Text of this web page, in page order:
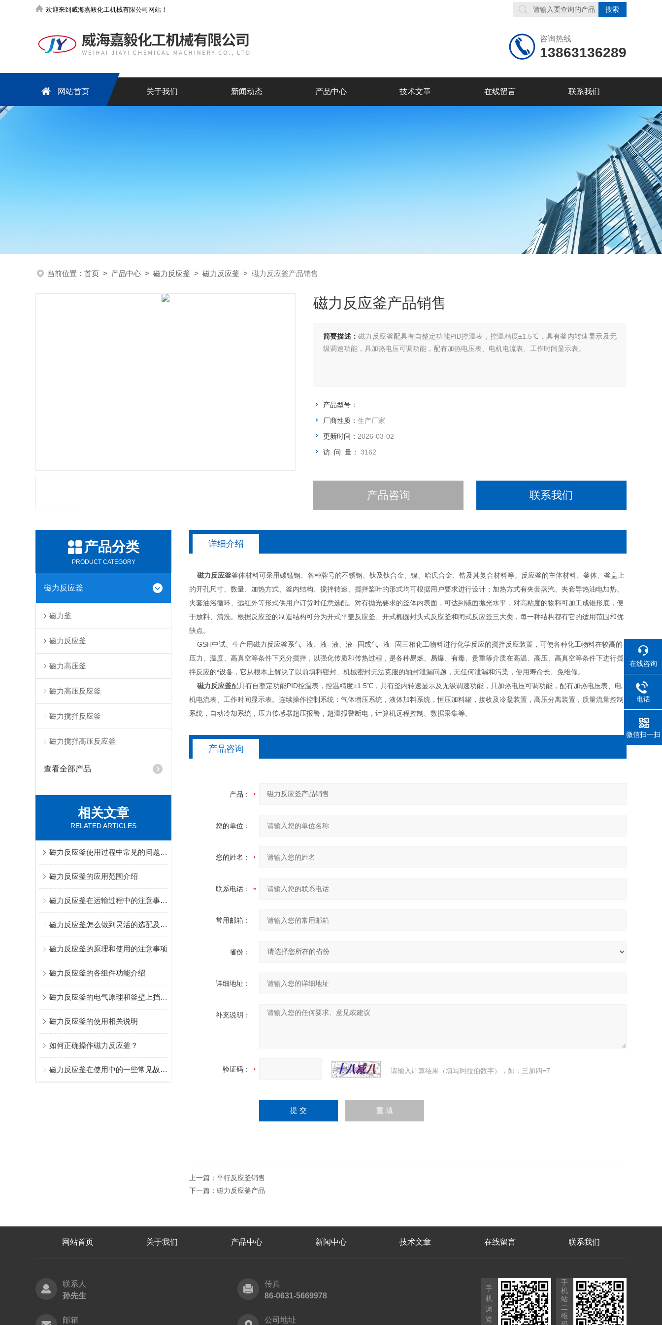
欢迎来到威海嘉毅化工机械有限公司网站！
咨询热线
13863136289
网站首页 关于我们 新闻动态 产品中心 技术文章 在线留言 联系我们
当前位置： 首页 > 产品中心 > 磁力反应釜 > 磁力反应釜 > 磁力反应釜产品销售
磁力反应釜产品销售
简要描述： 磁力反应釜配具有自整定功能PID控温表，控温精度±1.5℃，具有釜内转速显示及无
级调速功能，具加热电压可调功能，配有加热电压表、电机电流表、工作时间显示表。
产品型号：
厂商性质： 生产厂家
更新时间： 2026-03-02
访 问 量： 3162
产品咨询 联系我们
产品分类
PRODUCT CATEGORY
磁力反应釜
磁力釜
磁力反应釜
磁力高压釜
磁力高压反应釜
磁力搅拌反应釜
磁力搅拌高压反应釜
查看全部产品
相关文章
RELATED ARTICLES
磁力反应釜使用过程中常见的问题有哪些？
磁力反应釜的应用范围介绍
磁力反应釜在运输过程中的注意事项有哪些？
磁力反应釜怎么做到灵活的选配及定制
磁力反应釜的原理和使用的注意事项
磁力反应釜的各组件功能介绍
磁力反应釜的电气原理和釜壁上挡板的作用
磁力反应釜的使用相关说明
如何正确操作磁力反应釜？
磁力反应釜在使用中的一些常见故障分析
详细介绍
磁力反应釜釜体材料可采用碳锰钢、各种牌号的不锈钢、钛及钛合金、镍、哈氏合金、锆及其复合材料等。反应釜的主体材料、釜体、釜盖上
的开孔尺寸、数量、加热方式、釜内结构、搅拌转速、搅拌桨叶的形式均可根据用户要求进行设计；加热方式有夹套蒸汽、夹套导热油电加热、
夹套油浴循环、远红外等形式供用户订货时任意选配。对有抛光要求的釜体内表面，可达到镜面抛光水平，对高粘度的物料可加工成锥形底，便
于放料、清洗。根据反应釜的制造结构可分为开式平盖反应釜、开式椭圆封头式反应釜和闭式反应釜三大类，每一种结构都有它的适用范围和优
缺点。
GSH中试、生产用磁力反应釜系气--液、液--液、液--固或气--液--固三相化工物料进行化学反应的搅拌反应装置，可使各种化工物料在较高的
压力、温度、高真空等条件下充分搅拌，以强化传质和传热过程，是各种易燃、易爆、有毒、贵重等介质在高温、高压、高真空等条件下进行搅
拌反应的*设备，它从根本上解决了以前填料密封、机械密封无法克服的轴封泄漏问题，无任何泄漏和污染，使用寿命长、免维修。
磁力反应釜配具有自整定功能PID控温表，控温精度±1.5℃，具有釜内转速显示及无级调速功能，具加热电压可调功能，配有加热电压表、电
机电流表、工作时间显示表。连续操作控制系统：气体增压系统，液体加料系统，恒压加料罐，接收及冷凝装置，高压分离装置，质量流量控制
系统，自动冷却系统，压力传感器超压报警，超温报警断电，计算机远程控制、数据采集等。
产品咨询
产品：
您的单位：
您的姓名：
联系电话：
常用邮箱：
省份：
详细地址：
补充说明：
验证码： 请输入计算结果（填写阿拉伯数字），如：三加四=7
上一篇： 平行反应釜销售
下一篇： 磁力反应釜产品
网站首页 关于我们 产品中心 新闻中心 技术文章 在线留言 联系我们
联系人
孙先生
传真
86-0631-5669978
邮箱 公司地址
手
机
浏
览
手
机
站
二
维
在线咨询
电话
微信扫一扫